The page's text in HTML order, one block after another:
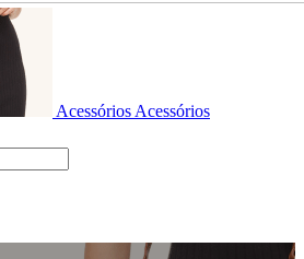
Acessórios Acessórios